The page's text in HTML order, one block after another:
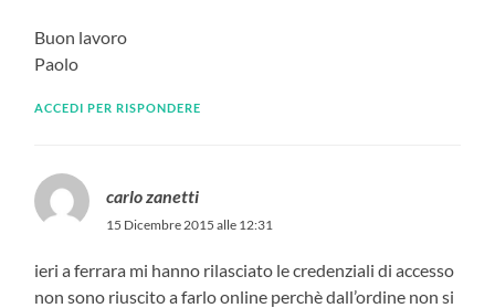
Buon lavoro
Paolo
ACCEDI PER RISPONDERE
carlo zanetti
15 Dicembre 2015 alle 12:31
ieri a ferrara mi hanno rilasciato le credenziali di accesso
non sono riuscito a farlo online perchè dall’ordine non si